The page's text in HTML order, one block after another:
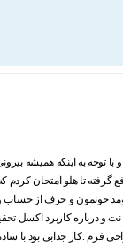
هستش و با توجه به
گرفته تا هلو امتحان
خونمون و حرف از
کاربرد اکسل
فرم .کار جذابی بود